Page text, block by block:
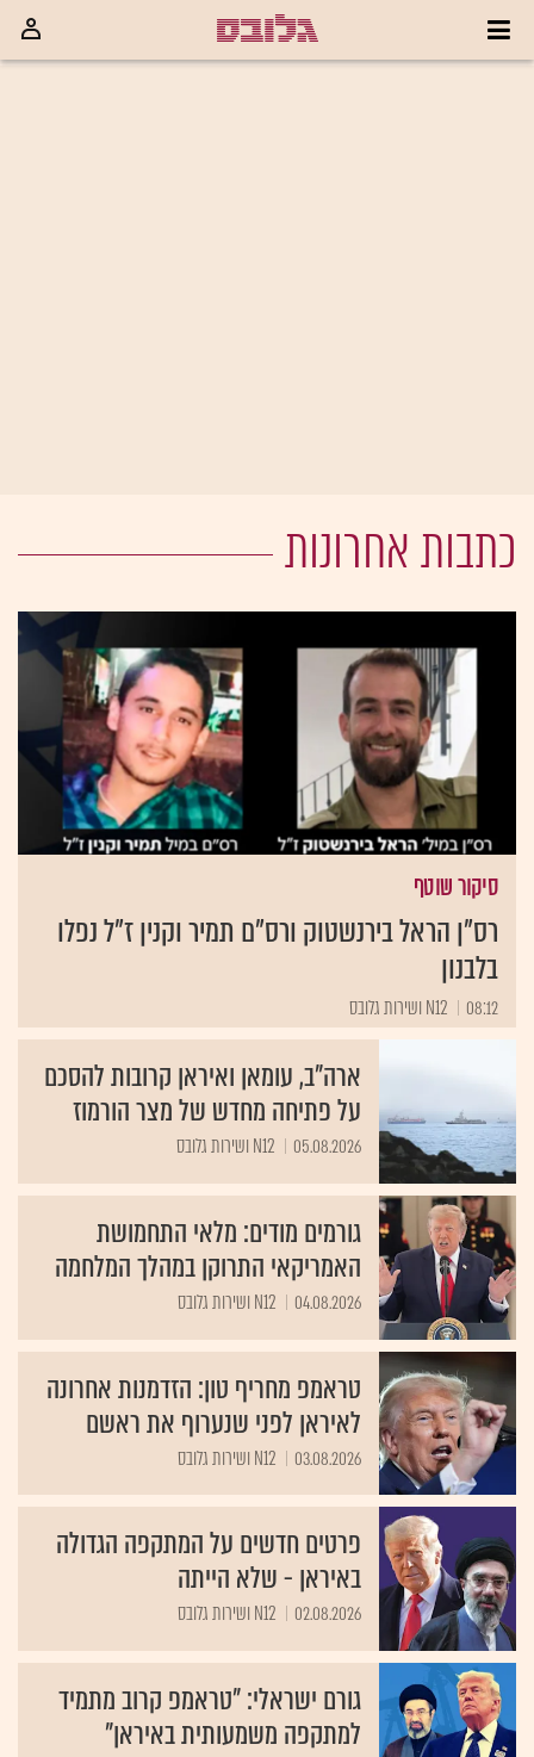
כתבות אחרונות
סיקור שוטף
רס"ן הראל בירנשטוק ורס"ם תמיר וקנין ז"ל נפלו
בלבנון
08:12 N12 ושירות גלובס
ארה"ב, עומאן ואיראן קרובות להסכם
על פתיחה מחדש של מצר הורמוז
05.08.2026 N12 ושירות גלובס
גורמים מודים: מלאי התחמושת
האמריקאי התרוקן במהלך המלחמה
04.08.2026 N12 ושירות גלובס
טראמפ מחריף טון: הזדמנות אחרונה
לאיראן לפני שנערוף את ראשם
03.08.2026 N12 ושירות גלובס
פרטים חדשים על המתקפה הגדולה
באיראן - שלא הייתה
02.08.2026 N12 ושירות גלובס
גורם ישראלי: "טראמפ קרוב מתמיד
למתקפה משמעותית באיראן"